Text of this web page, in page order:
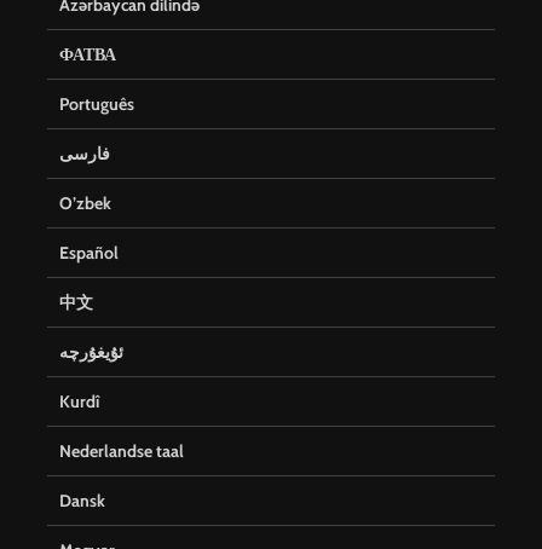
Azərbaycan dilində
ФАТВА
Português
فارسی
O’zbek
Español
中文
ئۇيغۇرچە
Kurdî
Nederlandse taal
Dansk